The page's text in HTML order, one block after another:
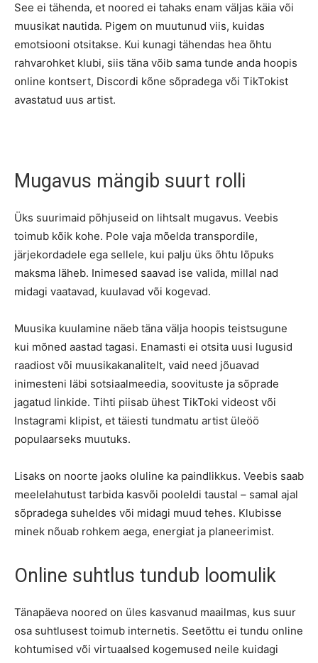
See ei tähenda, et noored ei tahaks enam väljas käia või
muusikat nautida. Pigem on muutunud viis, kuidas
emotsiooni otsitakse. Kui kunagi tähendas hea õhtu
rahvarohket klubi, siis täna võib sama tunde anda hoopis
online kontsert, Discordi kõne sõpradega või TikTokist
avastatud uus artist.
Mugavus mängib suurt rolli
Üks suurimaid põhjuseid on lihtsalt mugavus. Veebis
toimub kõik kohe. Pole vaja mõelda transpordile,
järjekordadele ega sellele, kui palju üks õhtu lõpuks
maksma läheb. Inimesed saavad ise valida, millal nad
midagi vaatavad, kuulavad või kogevad.
Muusika kuulamine näeb täna välja hoopis teistsugune
kui mõned aastad tagasi. Enamasti ei otsita uusi lugusid
raadiost või muusikakanalitelt, vaid need jõuavad
inimesteni läbi sotsiaalmeedia, soovituste ja sõprade
jagatud linkide. Tihti piisab ühest TikToki videost või
Instagrami klipist, et täiesti tundmatu artist üleöö
populaarseks muutuks.
Lisaks on noorte jaoks oluline ka paindlikkus. Veebis saab
meelelahutust tarbida kasvõi pooleldi taustal – samal ajal
sõpradega suheldes või midagi muud tehes. Klubisse
minek nõuab rohkem aega, energiat ja planeerimist.
Online suhtlus tundub loomulik
Tänapäeva noored on üles kasvanud maailmas, kus suur
osa suhtlusest toimub internetis. Seetõttu ei tundu online
kohtumised või virtuaalsed kogemused neile kuidagi